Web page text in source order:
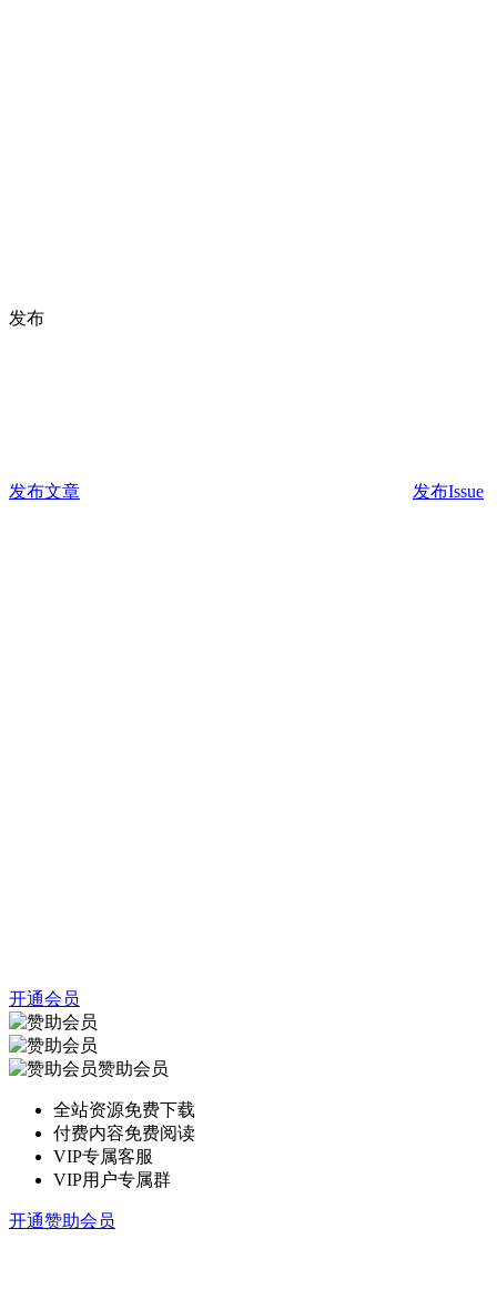
发布
发布文章 发布Issue
开通会员
赞助会员
全站资源免费下载
付费内容免费阅读
VIP专属客服
VIP用户专属群
开通赞助会员